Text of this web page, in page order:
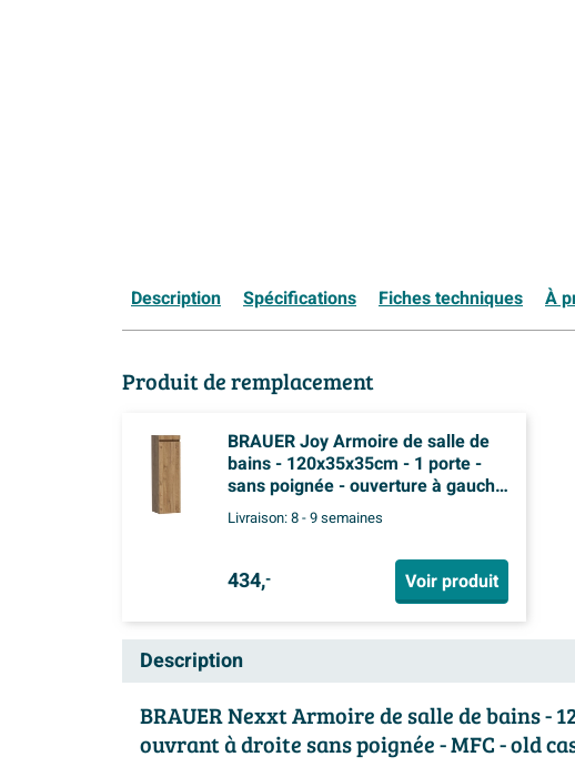
Description Spécifications Fiches techniques À
Produit de remplacement
BRAUER Joy Armoire de salle de
bains - 120x35x35cm - 1 porte -
sans poignée - ouverture à gauche -
Chateau
Livraison:8 - 9 semaines
434,- Voir produit
Description
BRAUER Nexxt Armoire de salle de bains -
ouvrant à droite sans poignée - MFC - old